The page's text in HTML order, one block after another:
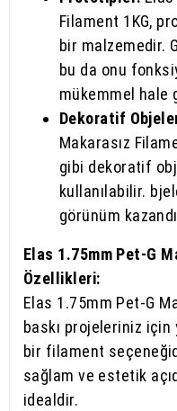
Filament 1KG,
bir malzemedir.
bu da onu
mükemmel hale
Dekoratif
Makarasız
gibi dekoratif
kullanılabilir.
görünüm
Elas 1.75mm Pet-G
Özellikleri:
Elas 1.75mm Pet-G
baskı projeleriniz
bir filament
sağlam ve estetik
idealdir.